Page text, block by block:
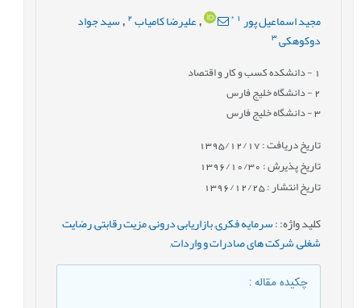
مجید اسماعیل پور *
,علیرضا کامیاب2
, سید جواد
دوکوهکی 3
- دانشکده کسب و کار و اقتصاد
2- دانشگاه خلیج فارس
3- دانشگاه خلیج فارس
تاریخ دریافت : 1395/12/17
تاریخ پذیرش : 1396/10/30
تاریخ انتشار : 1396/12/25
کلید واژه:: سرمایه فکری,بازاریابی درونی,مزیت رقابتی,رضایت
شغلی,شرکت های صادرات و واردات,
چکیده مقاله: